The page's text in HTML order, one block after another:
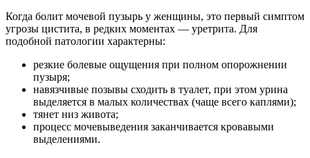
Когда болит мочевой пузырь у женщины, это первый симптом
угрозы цистита, в редких моментах — уретрита. Для
подобной патологии характерны:
резкие болевые ощущения при полном опорожнении
пузыря;
навязчивые позывы сходить в туалет, при этом урина
выделяется в малых количествах (чаще всего каплями);
тянет низ живота;
процесс мочевыведения заканчивается кровавыми
выделениями.